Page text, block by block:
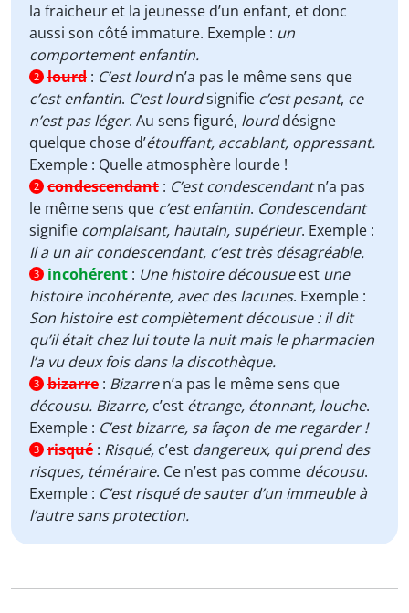
la fraicheur et la jeunesse d’un enfant, et donc
aussi son côté immature. Exemple : un
comportement enfantin.
2 lourd : C’est lourdn’a pas le même sens que
c’est enfantin. C’est lourdsignifie c’est pesant, ce
n’est pas léger. Au sens figuré, lourddésigne
quelque chose d’étouffant, accablant, oppressant.
Exemple : Quelle atmosphère lourde !
2 condescendant : C’est condescendantn’a pas
le même sens que c’est enfantin. Condescendant
signifie complaisant, hautain, supérieur. Exemple :
Il a un air condescendant, c’est très désagréable.
3 incohérent : Une histoire décousueest une
histoire incohérente, avec des lacunes. Exemple :
Son histoire est complètement décousue : il dit
qu’il était chez lui toute la nuit mais le pharmacien
l’a vu deux fois dans la discothèque.
3 bizarre : Bizarren’a pas le même sens que
décousu. Bizarre, c’est étrange, étonnant, louche.
Exemple : C’est bizarre, sa façon de me regarder !
3 risqué : Risqué, c’est dangereux, qui prend des
risques, téméraire. Ce n’est pas comme décousu.
Exemple : C’est risqué de sauter d’un immeuble à
l’autre sans protection.